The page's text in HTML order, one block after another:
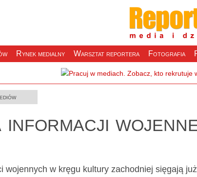
Rynek medialny Warsztat reportera Fotografia
wojennych w kręgu kultury zachodniej sięgają